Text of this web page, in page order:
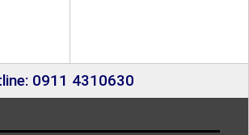
0911 4310630